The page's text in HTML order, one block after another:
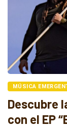
MÚSICA
Descubre
con el EP